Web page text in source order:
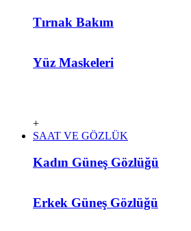
Tırnak Bakım
Yüz Maskeleri
+
SAAT VE GÖZLÜK
Kadın Güneş Gözlüğü
Erkek Güneş Gözlüğü